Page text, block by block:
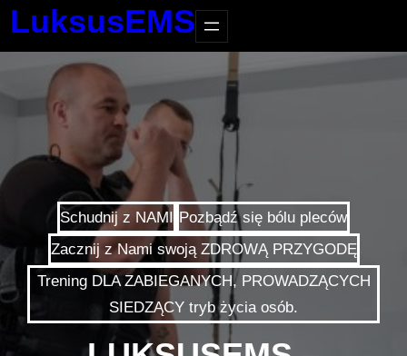
LuksusEMS
Schudnij z NAMI Pozbądź się bólu pleców
Zacznij z Nami swoją ZDROWĄ PRZYGODĘ
Trening DLA ZABIEGANYCH, PROWADZĄCYCH
SIEDZĄCY tryb życia osób.